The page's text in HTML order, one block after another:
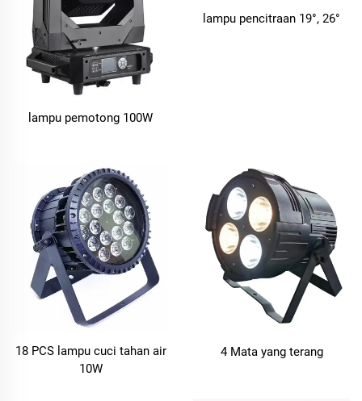
lampu pemotong 100W
lampu pencitraan 19°, 26°
18 PCS lampu cuci tahan air
10W
4 Mata yang terang